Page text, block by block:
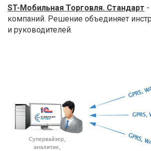
ST-Мобильная Торговля. Стандарт
компаний. Решение объединяет
и руководителей.